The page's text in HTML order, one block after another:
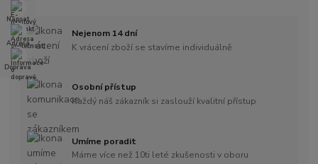
Napsat
Adresa
Doprava
Nejenom 14 dní
K vrácení zboží se stavíme individuálně
Osobní přístup
Každý náš zákazník si zaslouží kvalitní přístup
Umíme poradit
Máme více než 10ti leté zkušenosti v oboru